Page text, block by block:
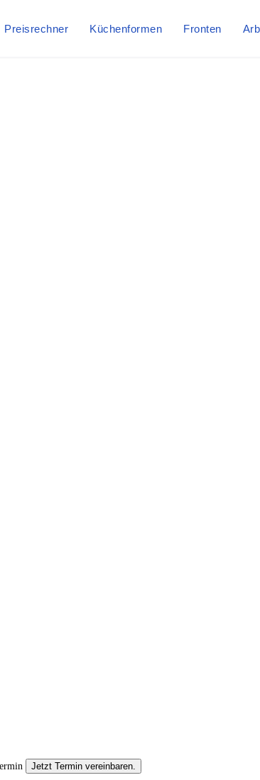
Preisrechner Küchenformen Fronten
Jetzt Termin vereinbaren.